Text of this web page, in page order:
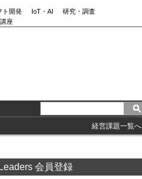
ト開発 IoT・AI
研究・調査
座
経営課題一覧へ
会員登録